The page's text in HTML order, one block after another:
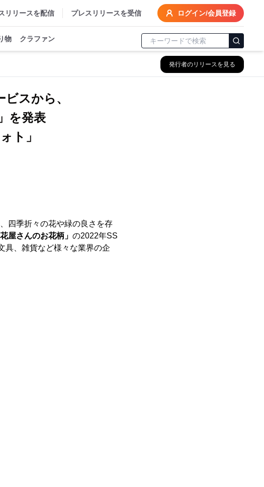
リリースを配信 プレスリリースを受信 ログイン/会員登録
物 クラファン
発行者のリリースを見る
スから、
を発表
ト」
四季折々の花や緑の良さを存
花屋さんのお花柄」 の2022年SS
具、雑貨など様々な業界の企